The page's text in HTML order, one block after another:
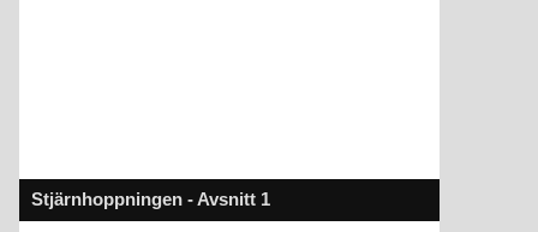
Stjärnhoppningen - Avsnitt 1